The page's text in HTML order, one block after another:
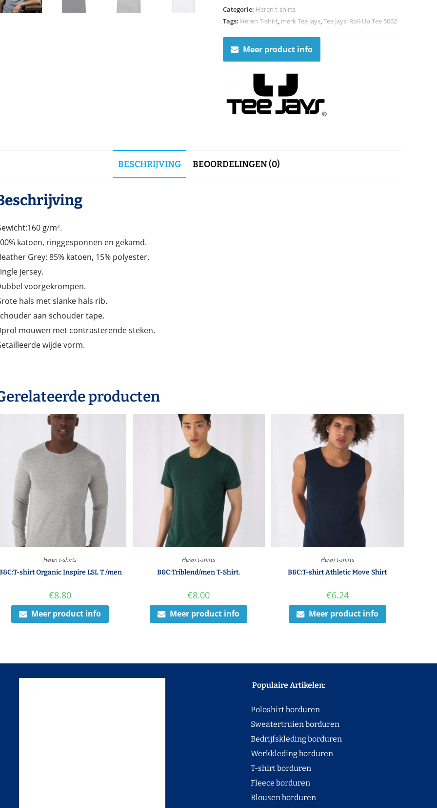
Categorie: Heren t-shirts
Tags: Heren T-shirt, merk Tee Jays,Tee Jays: Roll-Up Tee 5062
Meer product info
BESCHRIJVING BEOORDELINGEN (0)
g/m².
katoen, ringgesponnen en gekamd.
Grey: 85% katoen, 15% polyester.
jersey.
voorgekrompen.
hals met slanke hals rib.
aan schouder tape.
mouwen met contrasterende steken.
wijde vorm.
producten
Heren t-shirts
shirt Organic Inspire LSL T /men
€8.80
Meer product info
Heren t-shirts
B&C:Triblend/men T-Shirt.
€8.00
Meer product info
Heren t-shirts
B&C:T-shirt Athletic Move Shirt
€6.24
Meer product info
Populaire Artikelen:
Poloshirt borduren
Sweatertruien borduren
Bedrijfskleding borduren
Werkkleding borduren
T-shirt borduren
Fleece borduren
Blousen borduren